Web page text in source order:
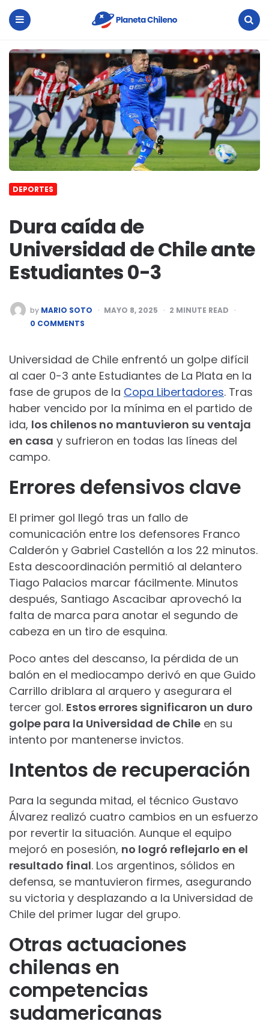
Planeta
Chileno
DEPORTES
Dura caída de
Universidad de Chile ante
Estudiantes 0-3
POSTED
BY
by MARIO SOTO MAYO 8, 2025 2 MINUTE READ
0 COMMENTS
Universidad de Chile enfrentó un golpe difícil
al caer 0-3 ante Estudiantes de La Plata en la
fase de grupos de la Copa Libertadores. Tras
haber vencido por la mínima en el partido de
ida, los chilenos no mantuvieron su ventaja
en casa y sufrieron en todas las líneas del
campo.
Errores defensivos clave
El primer gol llegó tras un fallo de
comunicación entre los defensores Franco
Calderón y Gabriel Castellón a los 22 minutos.
Esta descoordinación permitió al delantero
Tiago Palacios marcar fácilmente. Minutos
después, Santiago Ascacibar aprovechó la
falta de marca para anotar el segundo de
cabeza en un tiro de esquina.
Poco antes del descanso, la pérdida de un
balón en el mediocampo derivó en que Guido
Carrillo driblara al arquero y asegurara el
tercer gol. Estos errores significaron un duro
golpe para la Universidad de Chile en su
intento por mantenerse invictos.
Intentos de recuperación
Para la segunda mitad, el técnico Gustavo
Álvarez realizó cuatro cambios en un esfuerzo
por revertir la situación. Aunque el equipo
mejoró en posesión, no logró reflejarlo en el
resultado final. Los argentinos, sólidos en
defensa, se mantuvieron firmes, asegurando
su victoria y desplazando a la Universidad de
Chile del primer lugar del grupo.
Otras actuaciones
chilenas en
competencias
sudamericanas